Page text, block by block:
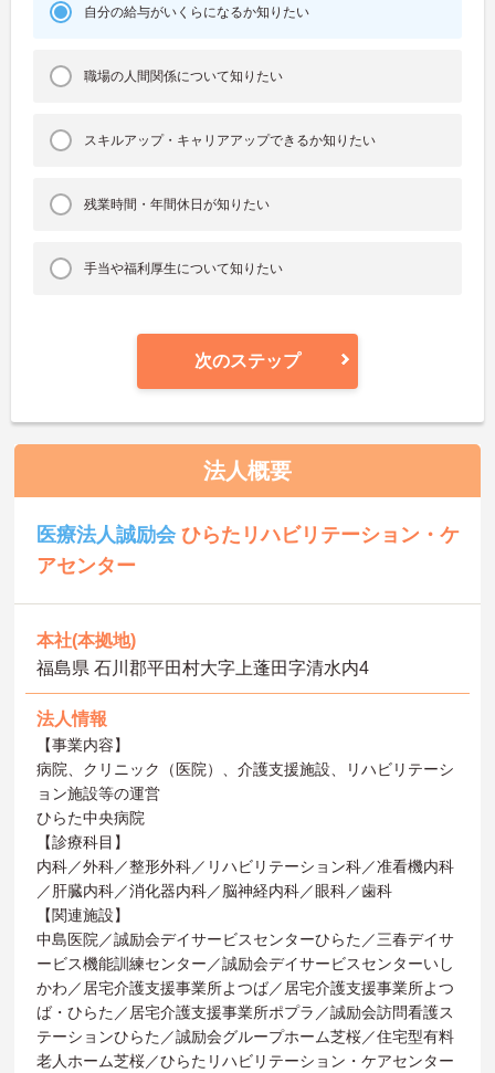
自分の給与がいくらになるか知りたい
職場の人間関係について知りたい
スキルアップ・キャリアアップできるか知りたい
残業時間・年間休日が知りたい
手当や福利厚生について知りたい
次のステップ
法人概要
医療法人誠励会ひらたリハビリテーション・ケ
アセンター
本社(本拠地)
福島県 石川郡平田村大字上蓬田字清水内4
法人情報
【事業内容】
病院、クリニック（医院）、介護支援施設、リハビリテーシ
ョン施設等の運営
ひらた中央病院
【診療科目】
内科／外科／整形外科／リハビリテーション科／准看機内科
／肝臓内科／消化器内科／脳神経内科／眼科／歯科
【関連施設】
中島医院／誠励会デイサービスセンターひらた／三春デイサ
ービス機能訓練センター／誠励会デイサービスセンターいし
かわ／居宅介護支援事業所よつば／居宅介護支援事業所よつ
ば・ひらた／居宅介護支援事業所ポプラ／誠励会訪問看護ス
テーションひらた／誠励会グループホーム芝桜／住宅型有料
老人ホーム芝桜／ひらたリハビリテーション・ケアセンター